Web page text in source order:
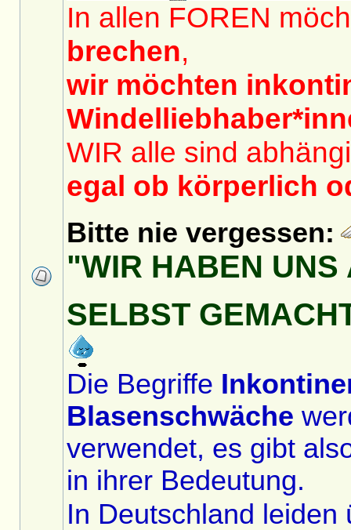
In allen FOREN
brechen,
wir möchten
WIR alle sind
egal ob körperlich
Bitte nie vergessen:
"WIR HABEN UNS
SELBST
Die Begriffe
Blasenschwäche
verwendet, es gibt
in ihrer Bedeutung.
In Deutschland leiden